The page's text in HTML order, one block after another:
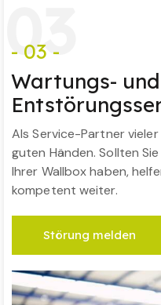
03
- 03 -
Wartungs- und
Als Service-Partner
guten Händen. Sollten
Ihrer Wallbox haben,
kompetent weiter.
Störung melden